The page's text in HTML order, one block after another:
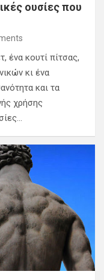
ουσίες που
ένα κουτί πίτσας,
κι ένα
και τα
χρήσης